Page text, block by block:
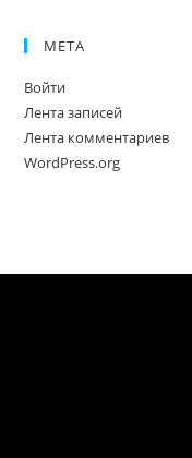
МЕТА
Войти
Лента записей
Лента комментариев
WordPress.org